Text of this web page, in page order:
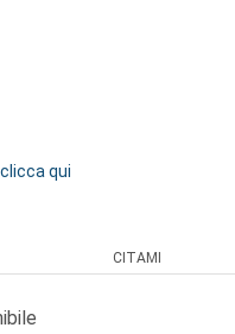
clicca qui
CITAMI